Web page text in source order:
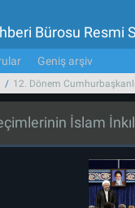
Bürosu Resmi
Geniş arşiv
12. Dönem
İslam